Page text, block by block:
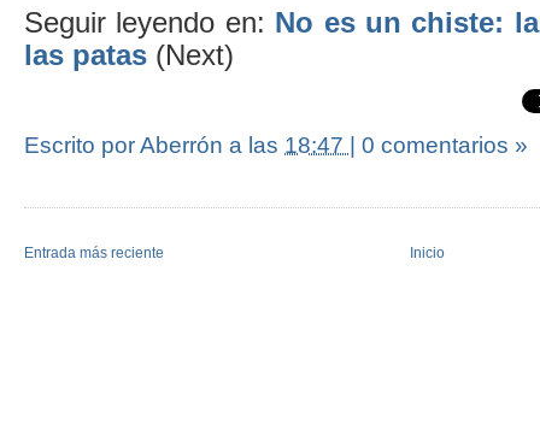
Seguir leyendo en: No es un chiste:
las patas (Next)
Escrito por Aberrón a las 18:47 | 0 comentarios »
Entrada más reciente Inicio